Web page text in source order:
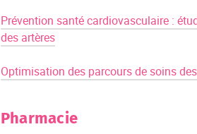
Prévention santé cardiovasculaire :
des artères
Optimisation des parcours de soins
Pharmacie